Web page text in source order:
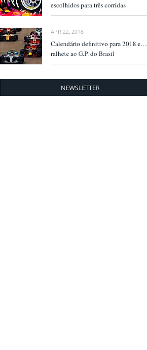
escolhidos para três corridas
APR 22, 2018
Calendário definitivo para 2018 e…
ralhete ao G.P. do Brasil
NEWSLETTER